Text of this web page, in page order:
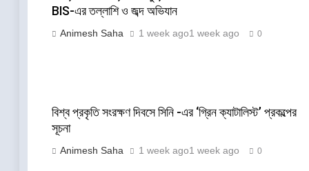
BIS-এর তল্লাশি ও জব্দ অভিযান
Animesh Saha 1 week ago1 week ago 0
বিশ্ব প্রকৃতি সংরক্ষণ দিবসে সিনি -এর ‘গ্রিন ক্যাটালিস্ট’ প্রকল্পের
সূচনা
Animesh Saha 1 week ago1 week ago 0